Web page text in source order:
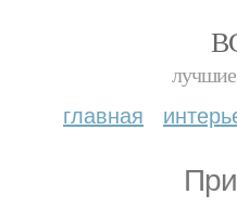
лучшие
главная